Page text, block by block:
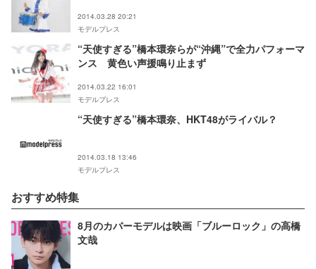
2014.03.28 20:21
モデルプレス
“天使すぎる”橋本環奈らが“沖縄”で全力パフォーマ
ンス 黄色い声援鳴り止まず
2014.03.22 16:01
モデルプレス
“天使すぎる”橋本環奈、HKT48がライバル？
2014.03.18 13:46
モデルプレス
おすすめ特集
8月のカバーモデルは映画「ブルーロック」の高橋
文哉